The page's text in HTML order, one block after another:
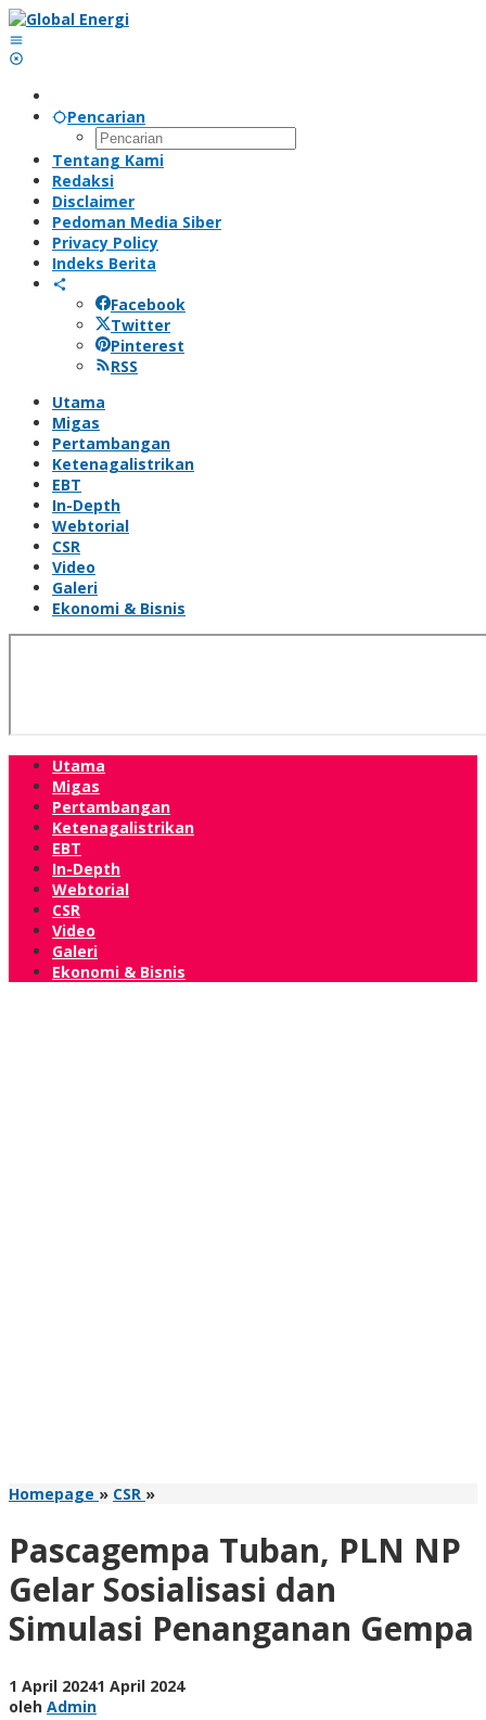
Lewati
ke
konten
Pencarian
Tentang Kami
Redaksi
Disclaimer
Pedoman Media Siber
Privacy Policy
Indeks Berita
Facebook
Twitter
Pinterest
RSS
Utama
Migas
Pertambangan
Ketenagalistrikan
EBT
In-Depth
Webtorial
CSR
Video
Galeri
Ekonomi & Bisnis
Utama
Migas
Pertambangan
Ketenagalistrikan
EBT
In-Depth
Webtorial
CSR
Video
Galeri
Ekonomi & Bisnis
Homepage » CSR »Pascagempa
NP
Gelar
Sosialisasi
dan
Simulasi
Gempa
Pascagempa Tuban, PLN NP
Gelar Sosialisasi dan
Simulasi Penanganan Gempa
1 April 20241 April 2024oleh
oleh Admin